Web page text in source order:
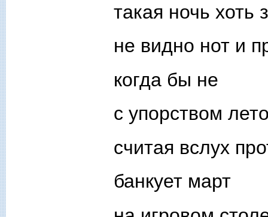
такая ночь хоть
не видно нот и
когда бы не
с упорством
считая вслух
банкует март